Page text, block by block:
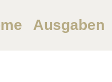
Ausgaben